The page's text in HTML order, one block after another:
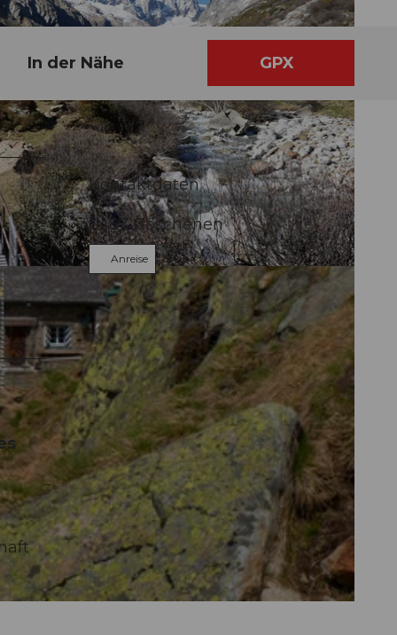
In der Nähe GPX
Kontaktdaten
6487Göschenen
Anreise